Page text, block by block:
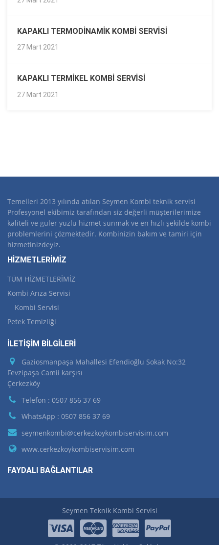
KAPAKLI TERMODINAMIK KOMBI SERVISI
27 Mart 2021
KAPAKLI TERMIKEL KOMBI SERVISI
27 Mart 2021
Temelleri 2013 yılında atılan Seymen Kombi teknik servisi
Profesyonel ekibimiz tarafından siz değerli müşterilerimize
kaliteli ve güler yüzlü hizmet sunmak ve en hızlı şekilde kombi
problemlerini çözmektedir. Kombinizin bakım ve tamiri için
hizmetinizdeyiz.
HİZMETLERİMİZ
TÜM HİZMETLERİMİZ
Kombi Arıza Servisi
Kombi Servisi
Petek Temizliği
İLETİŞİM BİLGİLERİ
Gaziosmanpaşa Mahallesi Efendioğlu Sokak No:32
Fevzipaşa Camii karşısı
Çerkezköy
Telefon : 0507 856 37 69
WhatsApp : 0507 856 37 69
seymenkombi@cerkezkoykombiservisim.com
www.cerkezkoykombiservisim.com
FAYDALI BAĞLANTILAR
Seymen Teknik Kombi Servisi